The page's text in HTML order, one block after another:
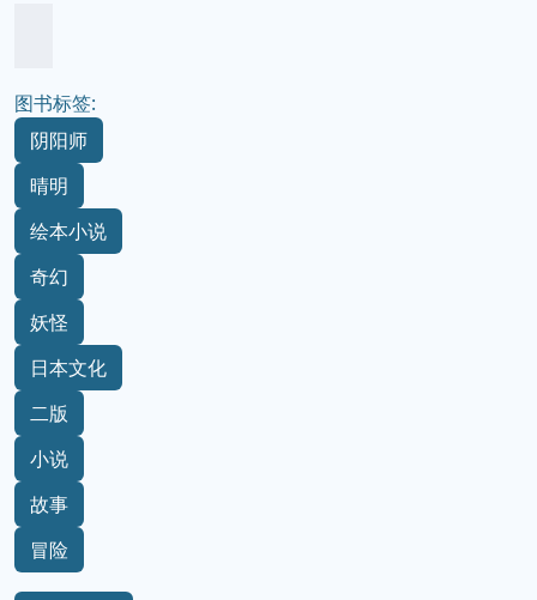
图书标签:
阴阳师
晴明
绘本小说
奇幻
妖怪
日本文化
二版
小说
故事
冒险